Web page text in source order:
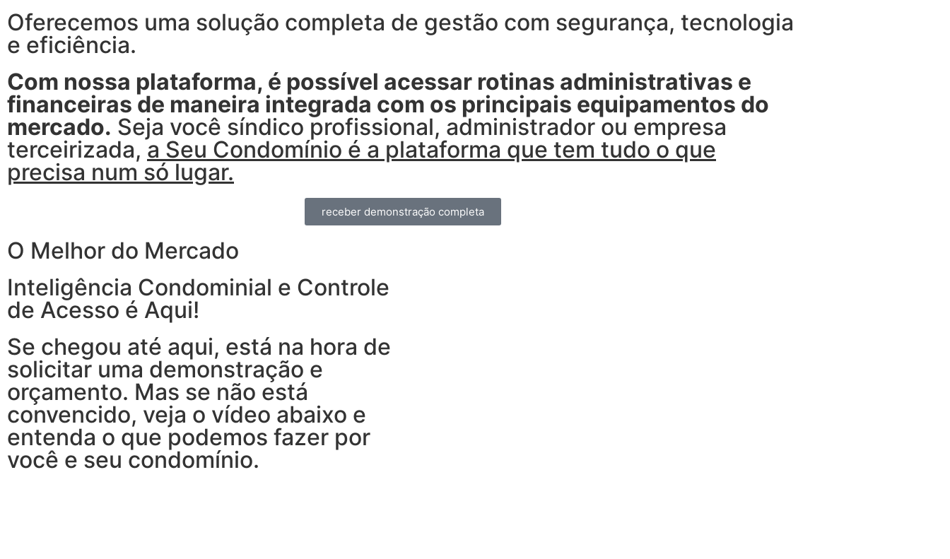
Oferecemos uma solução completa de gestão com segurança, tecnologia
e eficiência.
Com nossa plataforma, é possível acessar rotinas administrativas e
financeiras de maneira integrada com os principais equipamentos do
mercado. Seja você síndico profissional, administrador ou empresa
terceirizada,a Seu Condomínio é a plataforma que tem tudo o que
precisa num só lugar.
receber demonstração completa
O Melhor do Mercado
Inteligência Condominial e Controle
de Acesso é Aqui!
Se chegou até aqui, está na hora de
solicitar uma demonstração e
orçamento. Mas se não está
convencido, veja o vídeo abaixo e
entenda o que podemos fazer por
você e seu condomínio.